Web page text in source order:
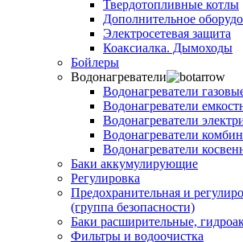
Твердотопливные котлы
Дополнительное
Электросетевая защита
Коаксиалка. Дымоходы
Бойлеры
Водонагреватели
Водонагреватели
Водонагреватели
Водонагреватели
Водонагреватели
Водонагреватели
Баки аккумулирующие
Регулировка
Предохранительная и
(группа безопасности)
Баки расширительные,
Фильтры и водоочистка